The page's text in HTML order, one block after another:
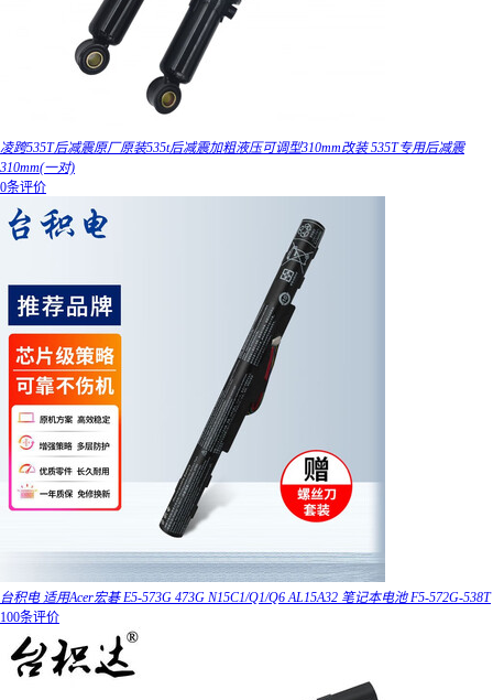
凌跨535T后减震原厂原装535t后减震加粗液压可调型310mm改装 535T专用后减震
310mm(一对)
0条评价
台积电 适用Acer宏碁 E5-573G 473G N15C1/Q1/Q6 AL15A32 笔记本电池 F5-572G-538T
100条评价